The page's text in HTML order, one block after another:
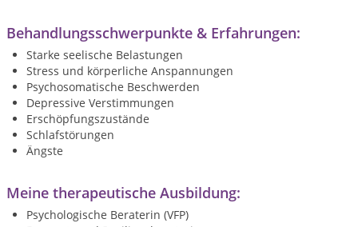
Behandlungsschwerpunkte & Erfahrungen:
Starke seelische Belastungen
Stress und körperliche Anspannungen
Psychosomatische Beschwerden
Depressive Verstimmungen
Erschöpfungszustände
Schlafstörungen
Ängste
Meine therapeutische Ausbildung:
Psychologische Beraterin (VFP)